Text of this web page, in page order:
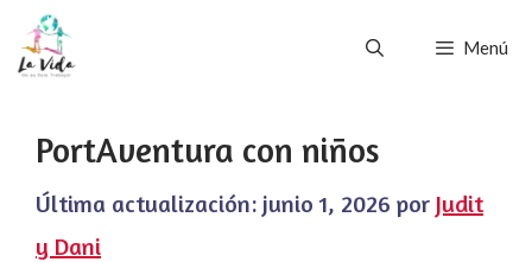
Saltar
Menú
PortAventura con niños
Última actualización: junio 1, 2026 por Judit
y Dani